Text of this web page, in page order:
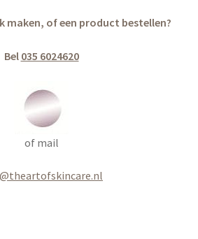
maken, of een product bestellen?
Bel 035 6024620
of mail